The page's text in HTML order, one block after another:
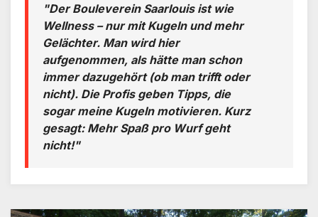
"Der Bouleverein Saarlouis ist wie
Wellness – nur mit Kugeln und mehr
Gelächter. Man wird hier
aufgenommen, als hätte man schon
immer dazugehört (ob man trifft oder
nicht). Die Profis geben Tipps, die
sogar meine Kugeln motivieren. Kurz
gesagt: Mehr Spaß pro Wurf geht
nicht!"